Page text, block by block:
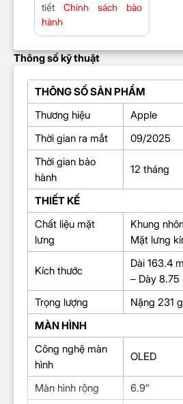
tiết Chính sách bảo
hành
Thông số kỹ thuật
THÔNG SỐ SẢN PHẨM
Thương hiệu
Apple
Thời gian ra mắt
09/2025
Thời gian bảo
hành
12 tháng
THIẾT KẾ
Chất liệu mặt
lưng
Khung
Mặt lưng
Kích thước
Dài 163.4
– Dày 8.75
Trọng lượng
Nặng 231 g
MÀN HÌNH
Công nghệ màn
hình
OLED
Màn hình rộng
6.9″